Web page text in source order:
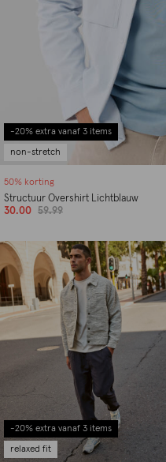
-20% extra vanaf 3 items
non-stretch
50% korting
Structuur Overshirt Lichtblauw
30.00
59.99
-20% extra vanaf 3 items
relaxed fit